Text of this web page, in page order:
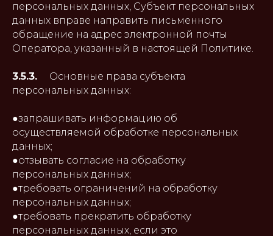
персональных данных, Субъект персональных
данных вправе направить письменного
обращение на адрес электронной почты
Оператора, указанный в настоящей Политике.
3.5.3. Основные права субъекта
персональных данных:
●запрашивать информацию об
осуществляемой обработке персональных
данных;
●отзывать согласие на обработку
персональных данных;
●требовать ограничений на обработку
персональных данных;
●требовать прекратить обработку
персональных данных, если это